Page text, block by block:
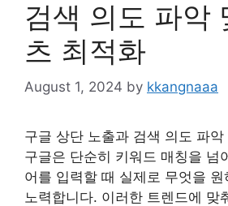
검색 의도 파악
츠 최적화
August 1, 2024 by kkangnaaa
구글 상단 노출과 검색 의도 파
구글은 단순히 키워드 매칭을 넘
어를 입력할 때 실제로 무엇을 원
노력합니다. 이러한 트렌드에 맞